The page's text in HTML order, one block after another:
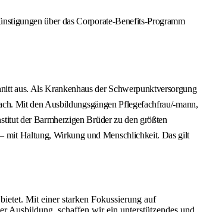
über das Corporate-Benefits-Programm
aus. Als Krankenhaus der Schwerpunktversorgung
Mit den Ausbildungsgängen Pflegefachfrau/-mann,
der Barmherzigen Brüder zu den größten
mit Haltung, Wirkung und Menschlichkeit. Das gilt
Mit einer starken Fokussierung auf
Ausbildung, schaffen wir ein unterstützendes und